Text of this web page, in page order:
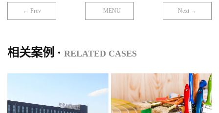
← Prev MENU Next →
相关案例 · RELATED CASES